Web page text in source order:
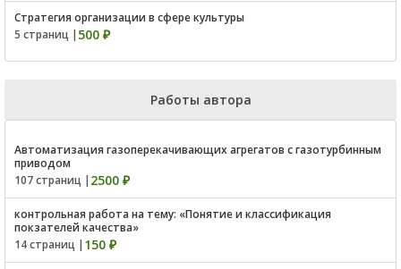
Стратегия организации в сфере культуры
5 страниц | 500 ₽
Работы автора
Автоматизация газоперекачивающих агрегатов с газотурбинным
приводом
107 страниц | 2500 ₽
контрольная работа на тему: «Понятие и классификация
покзателей качества»
14 страниц | 150 ₽